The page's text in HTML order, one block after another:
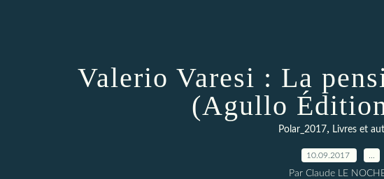
Valerio Varesi : La
(Agullo
Polar_2017, Livres et
10.09.2017
Par Claude LE